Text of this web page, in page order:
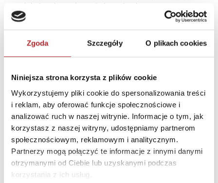
Zgoda Szczegóły O plikach cookies
Niniejsza strona korzysta z plików cookie
Wykorzystujemy pliki cookie do spersonalizowania treści
i reklam, aby oferować funkcje społecznościowe i
analizować ruch w naszej witrynie. Informacje o tym, jak
korzystasz z naszej witryny, udostępniamy partnerom
społecznościowym, reklamowym i analitycznym.
Partnerzy mogą połączyć te informacje z innymi danymi
otrzymanymi od Ciebie lub uzyskanymi podczas
korzystania z ich usług.
produkt jest kompletny i nieuszkodzony.
INNI KLIENCI KUPOWALI